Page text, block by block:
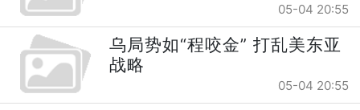
05-04 20:55
乌局势如“程咬金” 打乱美东亚
战略
05-04 20:55